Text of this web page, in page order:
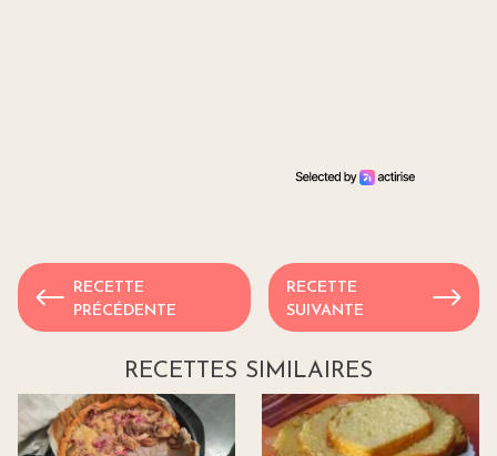
RECETTE
PRÉCÉDENTE
RECETTE
SUIVANTE
RECETTES SIMILAIRES